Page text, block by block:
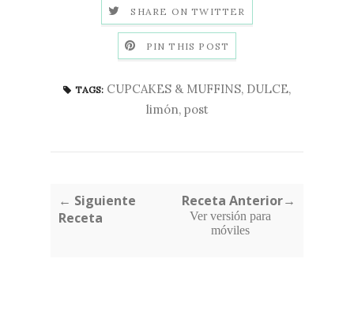
SHARE ON TWITTER
PIN THIS POST
TAGS: CUPCAKES & MUFFINS, DULCE,
limón, post
← Siguiente
Receta
Receta Anterior→
Ver versión para
móviles